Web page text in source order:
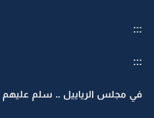
:::
:::
في مجلس الرياييل .. سلم عليهم